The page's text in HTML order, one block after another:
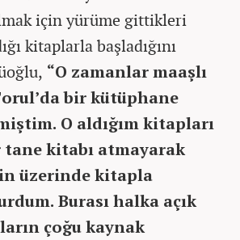
için yürüme gittikleri
kitaplarla başladığını
“O zamanlar maaşlı
bir kütüphane
O aldığım kitapları
tane kitabı atmayarak
üzerinde kitapla
Burası halka açık
çoğu kaynak